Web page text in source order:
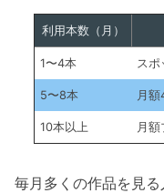
利用本数（月）
1〜4本 スポ
5〜8本 月
10本以上 月額
毎月多くの作品を見